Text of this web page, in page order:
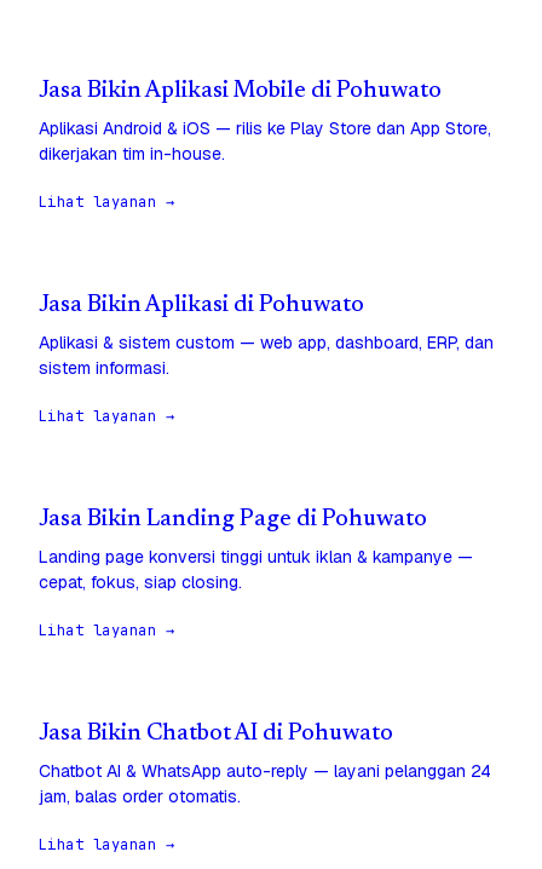
Jasa Bikin Aplikasi Mobile di Pohuwato
Aplikasi Android & iOS — rilis ke Play Store dan App Store,
dikerjakan tim in-house.
Lihat layanan →
Jasa Bikin Aplikasi di Pohuwato
Aplikasi & sistem custom — web app, dashboard, ERP, dan
sistem informasi.
Lihat layanan →
Jasa Bikin Landing Page di Pohuwato
Landing page konversi tinggi untuk iklan & kampanye —
cepat, fokus, siap closing.
Lihat layanan →
Jasa Bikin Chatbot AI di Pohuwato
Chatbot AI & WhatsApp auto-reply — layani pelanggan 24
jam, balas order otomatis.
Lihat layanan →